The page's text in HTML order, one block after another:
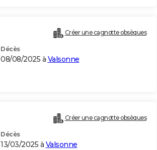
Créer une cagnotte obsèques
Décès
08/08/2025 à Valsonne
Créer une cagnotte obsèques
Décès
13/03/2025 à Valsonne